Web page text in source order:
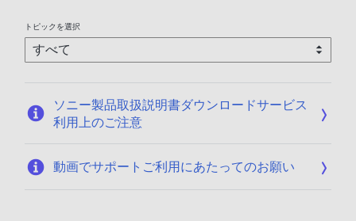
/
1
トピックを選択
ソニー製品取扱説明書ダウンロードサービス
利用上のご注意
動画でサポートご利用にあたってのお願い